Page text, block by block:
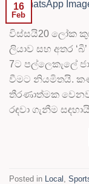
16
Feb
විස්සයි20 ලෝක
ලි­යාව සහ අතර
7ට පල්ලෙ­කැලේ
වීමට නියමිතයි.
තීරණාත්මක
රඳවා ගැනීම
Posted in Local